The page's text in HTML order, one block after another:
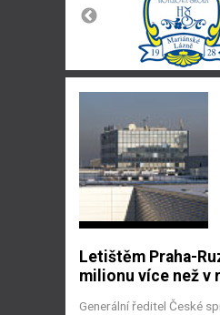
Letištěm Praha-
milionu více než v
Generální ředitel České